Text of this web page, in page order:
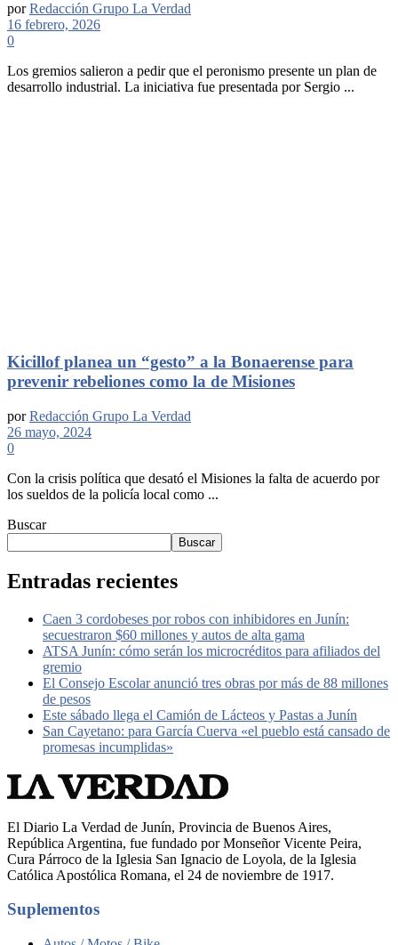
por Redacción Grupo La Verdad
16 febrero, 2026
0
Los gremios salieron a pedir que el peronismo presente un plan de
desarrollo industrial. La iniciativa fue presentada por Sergio ...
Kicillof planea un “gesto” a la Bonaerense para
prevenir rebeliones como la de Misiones
por Redacción Grupo La Verdad
26 mayo, 2024
0
Con la crisis política que desató el Misiones la falta de acuerdo por
los sueldos de la policía local como ...
Buscar
Buscar
Entradas recientes
Caen 3 cordobeses por robos con inhibidores en Junín:
secuestraron $60 millones y autos de alta gama
ATSA Junín: cómo serán los microcréditos para afiliados del
gremio
El Consejo Escolar anunció tres obras por más de 88 millones
de pesos
Este sábado llega el Camión de Lácteos y Pastas a Junín
San Cayetano: para García Cuerva «el pueblo está cansado de
promesas incumplidas»
El Diario La Verdad de Junín, Provincia de Buenos Aires,
República Argentina, fue fundado por Monseñor Vicente Peira,
Cura Párroco de la Iglesia San Ignacio de Loyola, de la Iglesia
Católica Apostólica Romana, el 24 de noviembre de 1917.
Suplementos